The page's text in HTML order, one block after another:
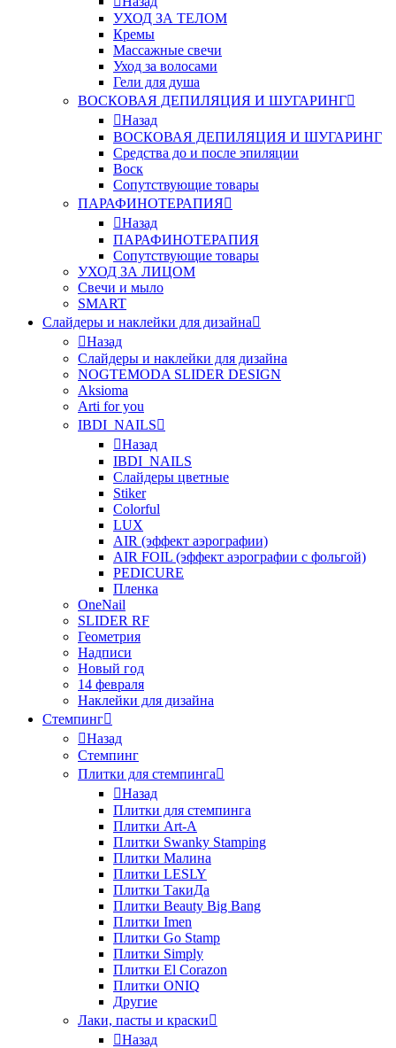
УХОД ЗА ТЕЛОМ
Кремы
Массажные свечи
Уход за волосами
Гели для душа
ВОСКОВАЯ ДЕПИЛЯЦИЯ И ШУГАРИНГ
Назад
ВОСКОВАЯ ДЕПИЛЯЦИЯ И ШУГАРИНГ
Средства до и после эпиляции
Воск
Сопутствующие товары
ПАРАФИНОТЕРАПИЯ
Назад
ПАРАФИНОТЕРАПИЯ
Сопутствующие товары
УХОД ЗА ЛИЦОМ
Свечи и мыло
SMART
Слайдеры и наклейки для дизайна
Назад
Слайдеры и наклейки для дизайна
NOGTEMODA SLIDER DESIGN
Aksioma
Arti for you
IBDI_NAILS
Назад
IBDI_NAILS
Слайдеры цветные
Stiker
Colorful
LUX
AIR (эффект аэрографии)
AIR FOIL (эффект аэрографии с фольгой)
PEDICURE
Пленка
OneNail
SLIDER RF
Геометрия
Надписи
Новый год
14 февраля
Наклейки для дизайна
Стемпинг
Назад
Стемпинг
Плитки для стемпинга
Назад
Плитки для стемпинга
Плитки Art-A
Плитки Swanky Stamping
Плитки Малина
Плитки LESLY
Плитки ТакиДа
Плитки Beauty Big Bang
Плитки Imen
Плитки Go Stamp
Плитки Simply
Плитки El Corazon
Плитки ONIQ
Другие
Лаки, пасты и краски
Назад